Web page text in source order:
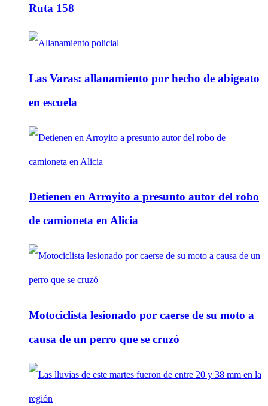
Ruta 158
Las Varas: allanamiento por hecho de abigeato
en escuela
Detienen en Arroyito a presunto autor del robo
de camioneta en Alicia
Motociclista lesionado por caerse de su moto a
causa de un perro que se cruzó